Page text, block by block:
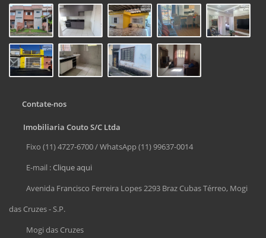
Contate-nos
Imobiliaria Couto S/C Ltda
Fixo (11) 4727-6700 / WhatsApp (11) 99637-0014
E-mail :Clique aqui
Avenida Francisco Ferreira Lopes 2293 Braz Cubas Térreo, Mogi
das Cruzes - S.P.
Mogi das Cruzes